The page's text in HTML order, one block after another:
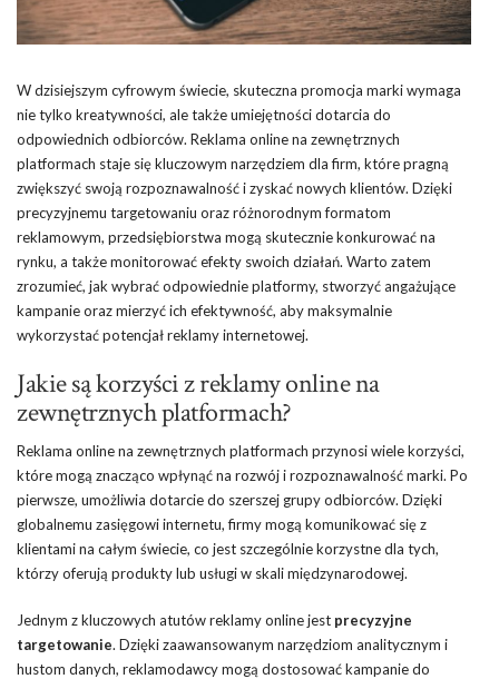
W dzisiejszym cyfrowym świecie, skuteczna promocja marki wymaga
nie tylko kreatywności, ale także umiejętności dotarcia do
odpowiednich odbiorców. Reklama online na zewnętrznych
platformach staje się kluczowym narzędziem dla firm, które pragną
zwiększyć swoją rozpoznawalność i zyskać nowych klientów. Dzięki
precyzyjnemu targetowaniu oraz różnorodnym formatom
reklamowym, przedsiębiorstwa mogą skutecznie konkurować na
rynku, a także monitorować efekty swoich działań. Warto zatem
zrozumieć, jak wybrać odpowiednie platformy, stworzyć angażujące
kampanie oraz mierzyć ich efektywność, aby maksymalnie
wykorzystać potencjał reklamy internetowej.
Jakie są korzyści z reklamy online na
zewnętrznych platformach?
Reklama online na zewnętrznych platformach przynosi wiele korzyści,
które mogą znacząco wpłynąć na rozwój i rozpoznawalność marki. Po
pierwsze, umożliwia dotarcie do szerszej grupy odbiorców. Dzięki
globalnemu zasięgowi internetu, firmy mogą komunikować się z
klientami na całym świecie, co jest szczególnie korzystne dla tych,
którzy oferują produkty lub usługi w skali międzynarodowej.
Jednym z kluczowych atutów reklamy online jest precyzyjne
targetowanie. Dzięki zaawansowanym narzędziom analitycznym i
hustom danych, reklamodawcy mogą dostosować kampanie do